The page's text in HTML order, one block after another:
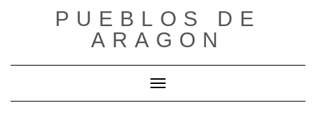
PUEBLOS DE
ARAGON
Cambiar modo de navegación